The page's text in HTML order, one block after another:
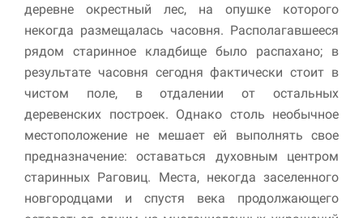
деревне окрестный лес, на опушке которого
некогда размещалась часовня. Располагавшееся
рядом старинное кладбище было распахано; в
результате часовня сегодня фактически стоит в
чистом поле, в отдалении от остальных
деревенских построек. Однако столь необычное
местоположение не мешает ей выполнять свое
предназначение: оставаться духовным центром
старинных Раговиц. Места, некогда заселенного
новгородцами и спустя века продолжающего